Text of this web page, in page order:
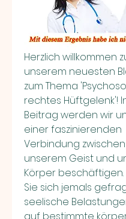
Herzlich willkommen
unserem neuesten
zum Thema
rechtes Hüftgelenk'!
Beitrag werden wir
einer faszinierenden
Verbindung zwischen
unserem Geist und
Körper beschäftigen.
Sie sich jemals
seelische